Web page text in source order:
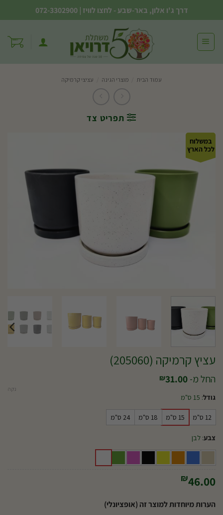
to
content
דרך ג'ו אלון, באר-שבע - לחצו לוויז |
072-3302900
עמוד הבית מוצרי הגינה עציצי קרמיקה
תפריט צד
במשלוח
לכל הארץ
עציץ קרמיקה (205060)
החל מ- ₪31.00
גודל: 15 ס"מ
12 ס"מ 15 ס"מ 18 ס"מ 24 ס"מ
צבע: לבן
נקה
₪46.00
הערות מיוחדות למוצר זה (אופציונלי)